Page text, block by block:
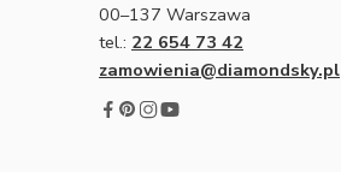
00–137 Warszawa
tel.: 22 654 73 42
zamowienia@diamondsky.pl